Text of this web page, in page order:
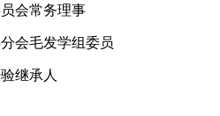
会常务理事
会毛发学组委员
继承人